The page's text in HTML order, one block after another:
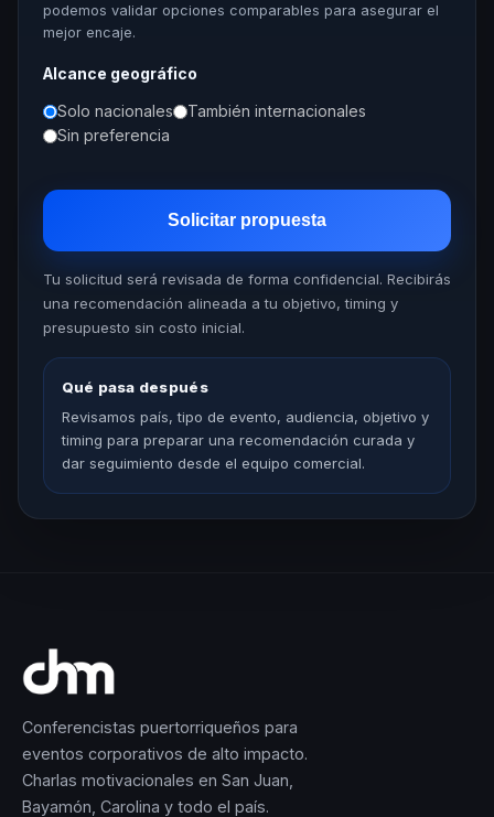
podemos validar opciones comparables para asegurar el
mejor encaje.
Alcance geográfico
Solo nacionales
También internacionales
Sin preferencia
Solicitar propuesta
Tu solicitud será revisada de forma confidencial. Recibirás
una recomendación alineada a tu objetivo, timing y
presupuesto sin costo inicial.
Qué pasa después
Revisamos país, tipo de evento, audiencia, objetivo y
timing para preparar una recomendación curada y
dar seguimiento desde el equipo comercial.
Conferencistas puertorriqueños para
eventos corporativos de alto impacto.
Charlas motivacionales en San Juan,
Bayamón, Carolina y todo el país.